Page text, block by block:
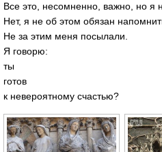
Все это, несомненно, важно, но я
Нет, я не об этом обязан
Не за этим меня посылали.
Я говорю:
ты
готов
к невероятному счастью?